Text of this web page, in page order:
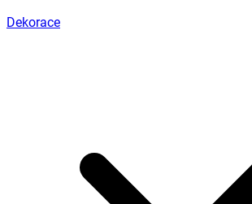
Dekorace